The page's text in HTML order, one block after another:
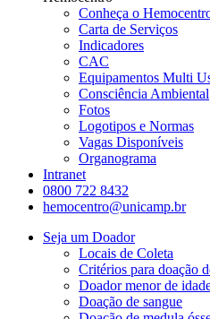
Conheça o
Carta de Serviços
Indicadores
CAC
Equipamentos Multi
Consciência Ambiental
Fotos
Logotipos e Normas
Vagas Disponíveis
Organograma
Intranet
0800 722 8432
hemocentro@unicamp.br
Seja um Doador
Locais de Coleta
Critérios para doação
Doador menor de
Doação de sangue